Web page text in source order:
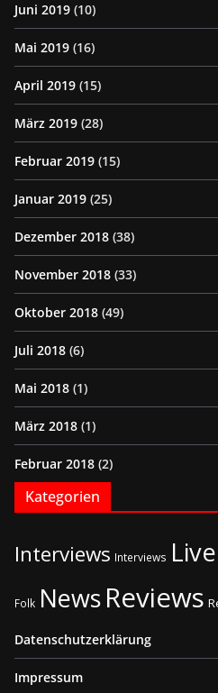
Juni 2019 (10)
Mai 2019 (16)
April 2019 (15)
März 2019 (28)
Februar 2019 (15)
Januar 2019 (25)
Dezember 2018 (38)
November 2018 (33)
Oktober 2018 (49)
Juli 2018 (6)
Mai 2018 (1)
März 2018 (1)
Februar 2018 (2)
Kategorien
Interviews Interviews Live
Folk NewsReviews
Datenschutzerklärung
Impressum